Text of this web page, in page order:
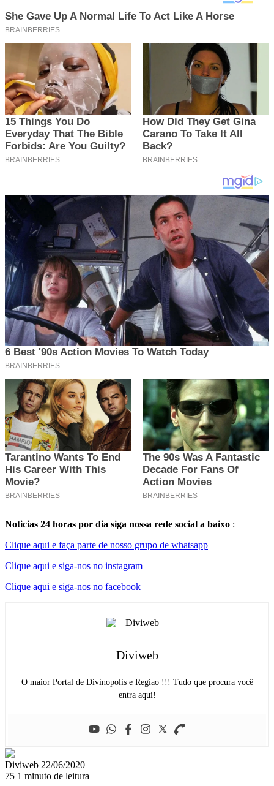
Noticias 24 horas por dia siga nossa rede social a baixo :
Clique aqui e faça parte de nosso grupo de whatsapp
Clique aqui e siga-nos no instagram
Clique aqui e siga-nos no facebook
Diviweb
O maior Portal de Divinopolis e Regiao !!! Tudo que procura você
entra aqui!
Diviweb Mande
um
22/06/2020
75 1 minuto de leitura